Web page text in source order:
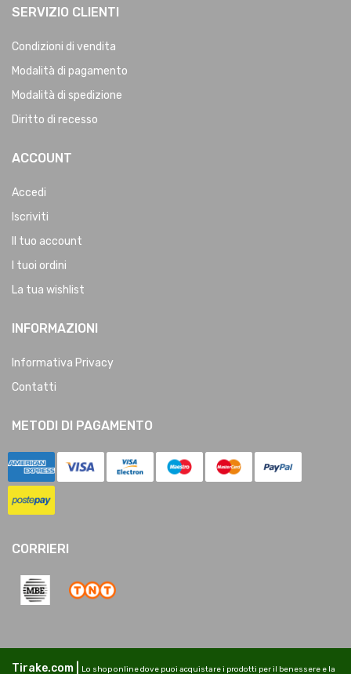
SERVIZIO CLIENTI
Condizioni di vendita
Modalità di pagamento
Modalità di spedizione
Diritto di recesso
ACCOUNT
Accedi
Iscriviti
Il tuo account
I tuoi ordini
La tua wishlist
INFORMAZIONI
Informativa Privacy
Contatti
METODI DI PAGAMENTO
CORRIERI
Tirake.com | Lo shop online dove puoi acquistare i prodotti per il benessere e la